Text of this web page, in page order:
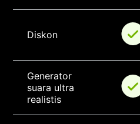
Diskon
Generator
suara ultra
realistis